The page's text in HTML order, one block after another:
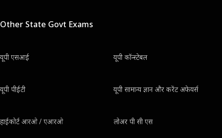
Other State Govt Exams
यूपी एसआई यूपी कॉन्स्टेबल
यूपी पीईटी यूपी सामान्य ज्ञान और करेंट अफेयर्स
हाईकोर्ट आरओ / एआरओ लोअर पी सी एस